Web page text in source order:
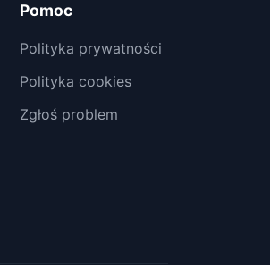
Pomoc
Polityka prywatności
Polityka cookies
Zgłoś problem